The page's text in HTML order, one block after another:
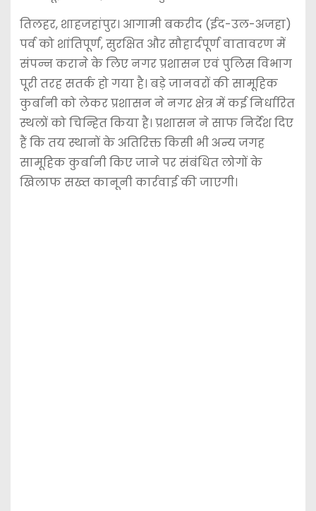
तिलहर, शाहजहांपुर। आगामी बकरीद (ईद-उल-अजहा)
पर्व को शांतिपूर्ण, सुरक्षित और सौहार्दपूर्ण वातावरण में
संपन्न कराने के लिए नगर प्रशासन एवं पुलिस विभाग
पूरी तरह सतर्क हो गया है। बड़े जानवरों की सामूहिक
कुर्बानी को लेकर प्रशासन ने नगर क्षेत्र में कई निर्धारित
स्थलों को चिन्हित किया है। प्रशासन ने साफ निर्देश दिए
हैं कि तय स्थानों के अतिरिक्त किसी भी अन्य जगह
सामूहिक कुर्बानी किए जाने पर संबंधित लोगों के
खिलाफ सख्त कानूनी कार्रवाई की जाएगी।